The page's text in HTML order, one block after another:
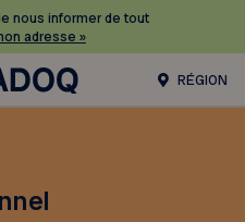
nous informer de tout
adresse »
RÉGION